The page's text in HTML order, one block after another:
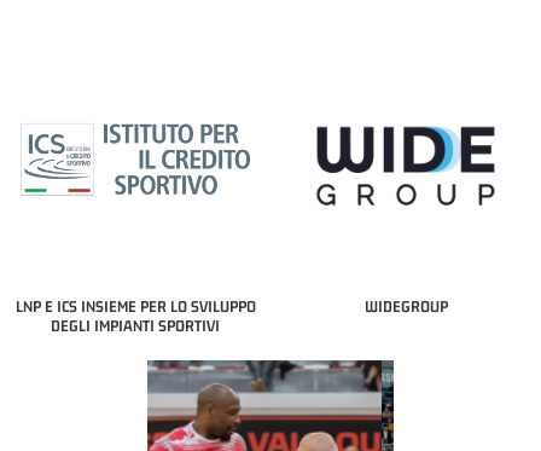
LNP E ICS INSIEME PER LO SVILUPPO
DEGLI IMPIANTI SPORTIVI
WIDEGROUP